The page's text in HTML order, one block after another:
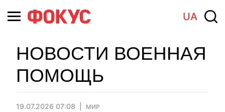
UA
НОВОСТИ ВОЕННАЯ
ПОМОЩЬ
19.07.2026 07:08 МИР